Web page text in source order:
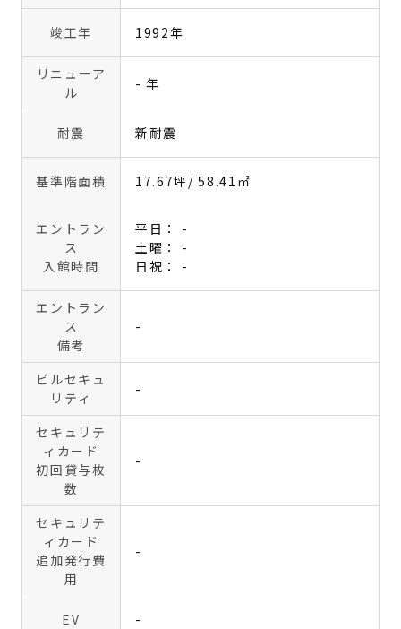
竣工年 1992年
リニューア
ル
- 年
耐震 新耐震
基準階面積 17.67坪 / 58.41㎡
エントラン
ス
入館時間
平日： -
土曜： -
日祝： -
エントラン
ス
備考
-
ビルセキュ
リティ
-
セキュリテ
ィカード
初回貸与枚
数
-
セキュリテ
ィカード
追加発行費
用
-
EV -